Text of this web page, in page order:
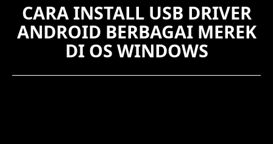
CARA INSTALL USB DRIVER
ANDROID BERBAGAI MEREK
DI OS WINDOWS